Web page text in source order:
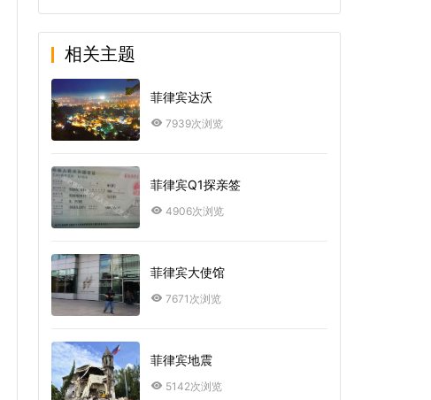
相关主题
菲律宾达沃
7939次浏览
菲律宾Q1探亲签
4906次浏览
菲律宾大使馆
7671次浏览
菲律宾地震
5142次浏览